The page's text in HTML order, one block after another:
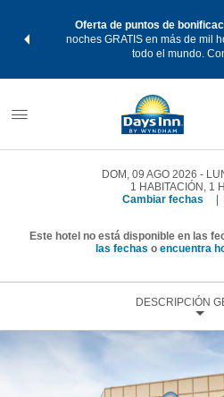
Oferta de puntos de
noches GRATIS en más de mil
todo el mundo.
DOM, 09 AGO 2026
1 HABITACIÓN , 1
Cambiar fechas
Este hotel no está disponible en las
las fechas o encuentra
DESCRIPCIÓN